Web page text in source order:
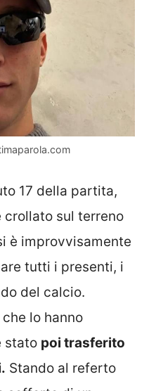
17 della partita,
crollato sul terreno
è improvvisamente
tutti i presenti, i
del calcio.
lo hanno
stato poi trasferito
Stando al referto